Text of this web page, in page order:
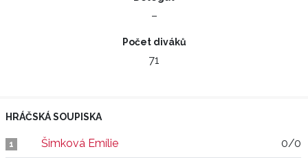
–
Počet diváků
71
HRÁČSKÁ SOUPISKA
1 Šimková Emílie 0/0